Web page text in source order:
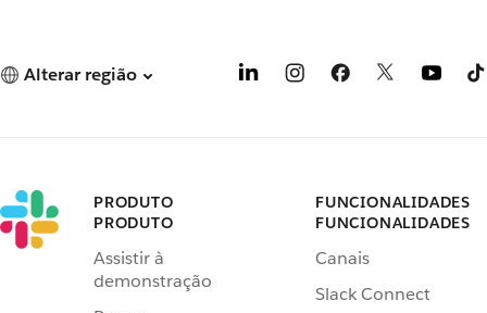
Alterar região
PRODUTO
PRODUTO
Assistir à
demonstração
FUNCIONALIDADES
FUNCIONALIDADES
Canais
Slack Connect